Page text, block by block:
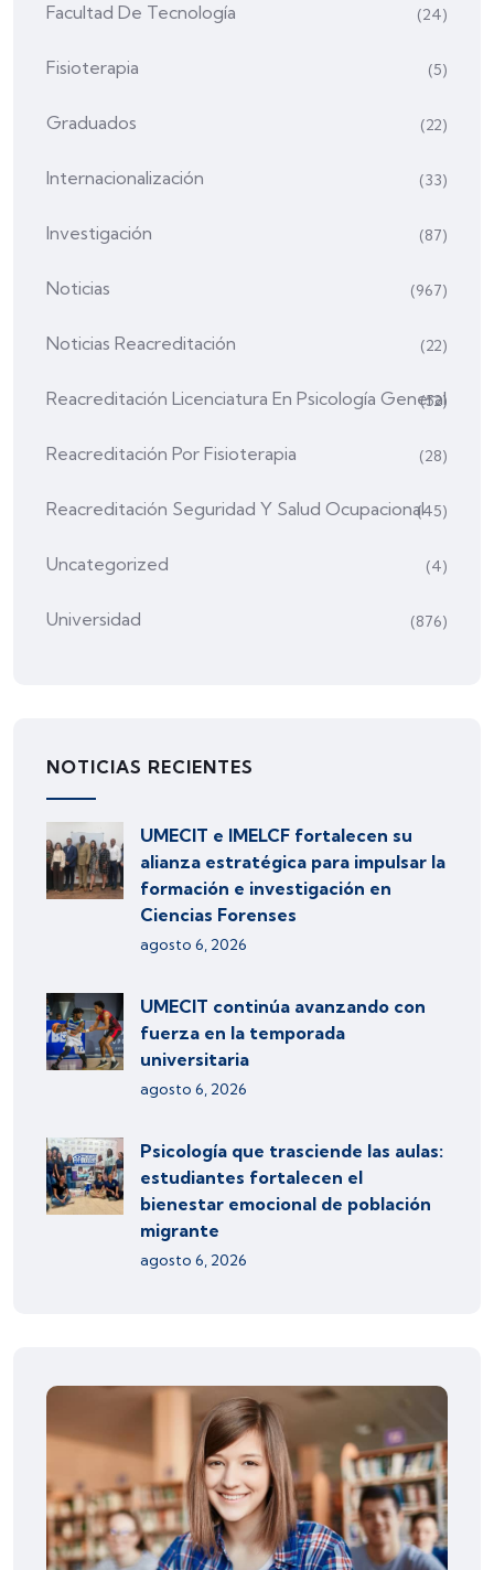
Facultad De Tecnología (24)
Fisioterapia (5)
Graduados (22)
Internacionalización (33)
Investigación (87)
Noticias (967)
Noticias Reacreditación (22)
Reacreditación Licenciatura En Psicología General
(52)
Reacreditación Por Fisioterapia (28)
Reacreditación Seguridad Y Salud Ocupacional(45)
Uncategorized (4)
Universidad (876)
NOTICIAS RECIENTES
UMECIT e IMELCF fortalecen su
alianza estratégica para impulsar la
formación e investigación en
Ciencias Forenses
agosto 6, 2026
UMECIT continúa avanzando con
fuerza en la temporada
universitaria
agosto 6, 2026
Psicología que trasciende las aulas:
estudiantes fortalecen el
bienestar emocional de población
migrante
agosto 6, 2026